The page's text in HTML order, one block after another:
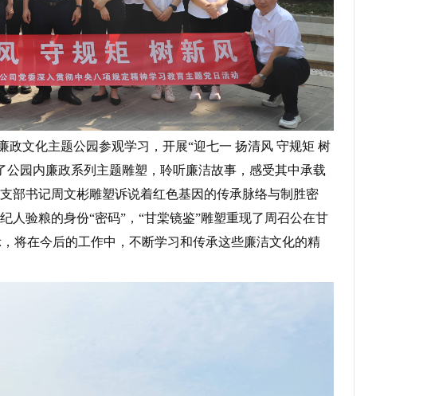
文化主题公园参观学习，开展“迎七一 扬清风 守规矩 树
园内廉政系列主题雕塑，聆听廉洁故事，感受其中承载
部书记周文彬雕塑诉说着红色基因的传承脉络与制胜密
人验粮的身份“密码”，“甘棠镜鉴”雕塑重现了周召公在甘
在今后的工作中，不断学习和传承这些廉洁文化的精